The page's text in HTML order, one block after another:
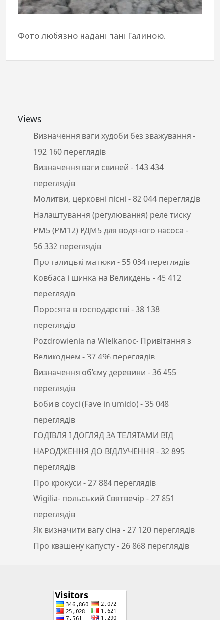
Фото любязно надані пані Галиною.
Views
Визначення ваги худоби без зважування -
192 160 переглядів
Визначення ваги свиней - 143 434
переглядів
Молитви, церковні пісні - 82 044 переглядів
Налаштування (регулювання) реле тиску
РМ5 (РМ12) РДМ5 для водяного насоса -
56 332 переглядів
Про галицькі матюки - 55 034 переглядів
Ковбаса і шинка на Великдень - 45 412
переглядів
Поросята в господарстві - 38 138
переглядів
Pozdrowienia na Wielkanoc- Привітання з
Великоднем - 37 496 переглядів
Визначення об’єму деревини - 36 455
переглядів
Боби в соусі (Fave in umido) - 35 048
переглядів
ГОДІВЛЯ І ДОГЛЯД ЗА ТЕЛЯТАМИ ВІД
НАРОДЖЕННЯ ДО ВІДЛУЧЕННЯ - 32 895
переглядів
Про крокуси - 27 884 переглядів
Wigilia- польський Святвечір - 27 851
переглядів
Як визначити вагу сіна - 27 120 переглядів
Про квашену капусту- 26 868 переглядів